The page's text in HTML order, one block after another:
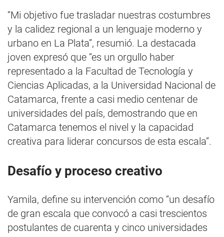
“Mi objetivo fue trasladar nuestras costumbres
y la calidez regional a un lenguaje moderno y
urbano en La Plata”, resumió. La destacada
joven expresó que “es un orgullo haber
representado a la Facultad de Tecnología y
Ciencias Aplicadas, a la Universidad Nacional de
Catamarca, frente a casi medio centenar de
universidades del país, demostrando que en
Catamarca tenemos el nivel y la capacidad
creativa para liderar concursos de esta escala”.
Desafío y proceso creativo
Yamila, define su intervención como “un desafío
de gran escala que convocó a casi trescientos
postulantes de cuarenta y cinco universidades